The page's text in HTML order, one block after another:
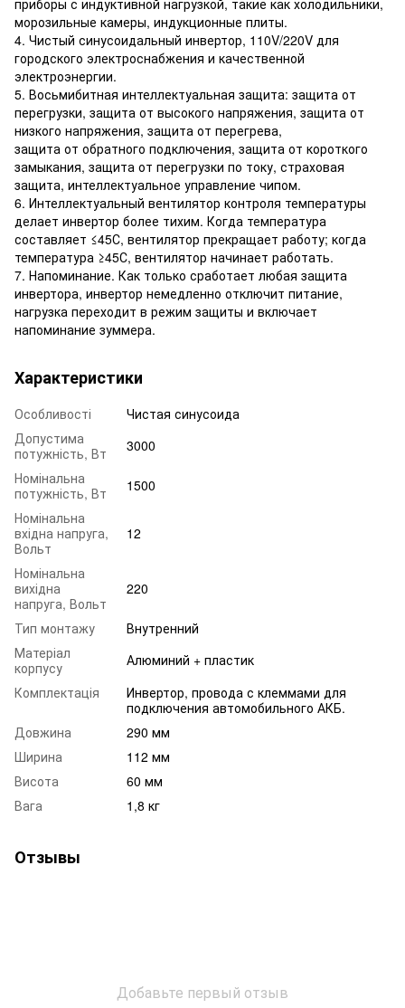
приборы с индуктивной нагрузкой, такие как холодильники,
морозильные камеры, индукционные плиты.
4. Чистый синусоидальный инвертор, 110V/220V для
городского электроснабжения и качественной
электроэнергии.
5. Восьмибитная интеллектуальная защита: защита от
перегрузки, защита от высокого напряжения, защита от
низкого напряжения, защита от перегрева,
защита от обратного подключения, защита от короткого
замыкания, защита от перегрузки по току, страховая
защита, интеллектуальное управление чипом.
6. Интеллектуальный вентилятор контроля температуры
делает инвертор более тихим. Когда температура
составляет ≤45С, вентилятор прекращает работу; когда
температура ≥45С, вентилятор начинает работать.
7. Напоминание. Как только сработает любая защита
инвертора, инвертор немедленно отключит питание,
нагрузка переходит в режим защиты и включает
напоминание зуммера.
Характеристики
Особливості
Чистая синусоида
Допустима
потужність, Вт
3000
Номінальна
потужність, Вт
1500
Номінальна
вхідна напруга,
Вольт
12
Номінальна
вихідна
напруга, Вольт
220
Тип монтажу
Внутренний
Матеріал
корпусу
Алюминий + пластик
Комплектація
Инвертор, провода с клеммами для
подключения автомобильного АКБ.
Довжина
290 мм
Ширина
112 мм
Висота
60 мм
Вага
1,8 кг
Отзывы
Добавьте первый отзыв